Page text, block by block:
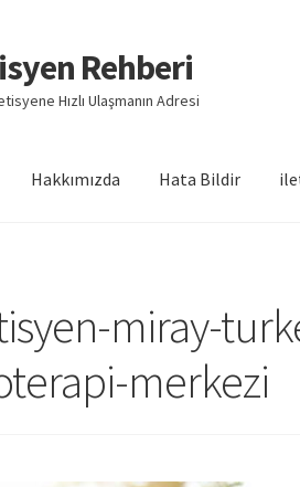
Rehberi
Hızlı Ulaşmanın Adresi
Hakkımızda Hata Bildir
miray-
merkezi